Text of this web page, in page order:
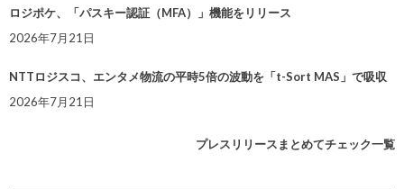
ロジポケ、「パスキー認証（MFA）」機能をリリース
2026年7月21日
NTTロジスコ、エンタメ物流の平時5倍の波動を「t-Sort MAS」で吸収
2026年7月21日
プレスリリースまとめてチェック一覧